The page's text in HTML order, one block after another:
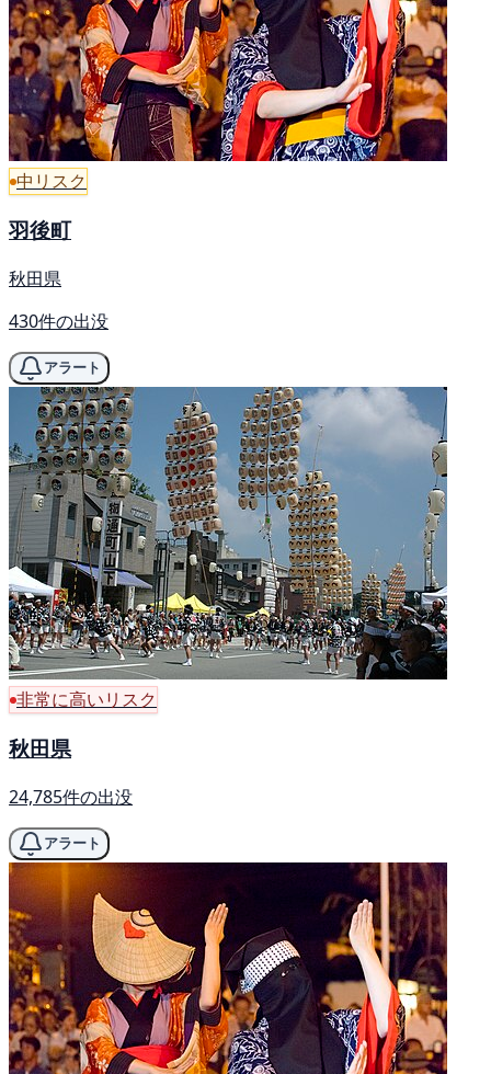
中リスク
羽後町
秋田県
430件の出没
アラート
非常に高いリスク
秋田県
24,785件の出没
アラート